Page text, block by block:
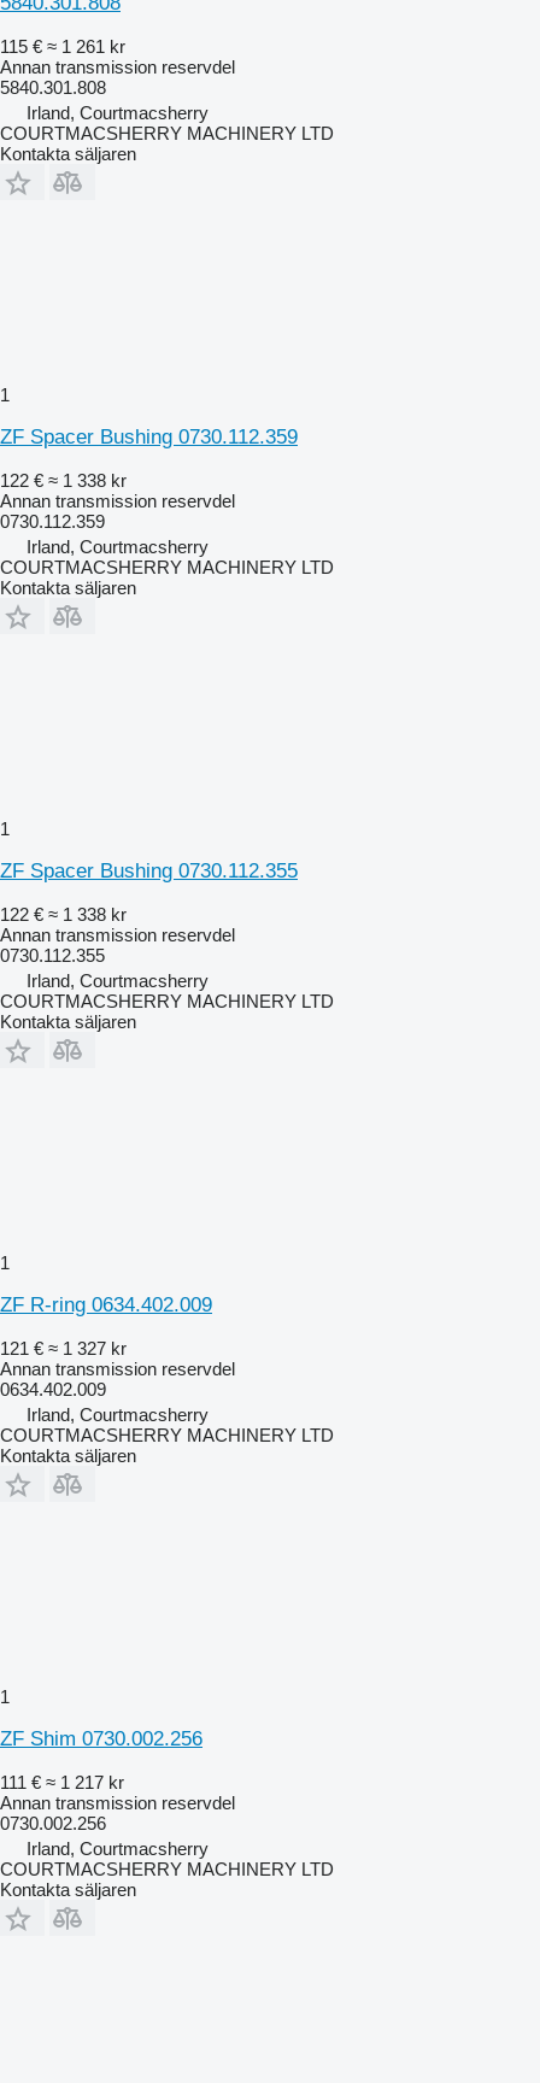
115 € ≈ 1 261 kr
Annan transmission reservdel
5840.301.808
Irland, Courtmacsherry
COURTMACSHERRY MACHINERY LTD
Kontakta säljaren
1
ZF Spacer Bushing 0730.112.359
122 € ≈ 1 338 kr
Annan transmission reservdel
0730.112.359
Irland, Courtmacsherry
COURTMACSHERRY MACHINERY LTD
Kontakta säljaren
1
ZF Spacer Bushing 0730.112.355
122 € ≈ 1 338 kr
Annan transmission reservdel
0730.112.355
Irland, Courtmacsherry
COURTMACSHERRY MACHINERY LTD
Kontakta säljaren
1
ZF R-ring 0634.402.009
121 € ≈ 1 327 kr
Annan transmission reservdel
0634.402.009
Irland, Courtmacsherry
COURTMACSHERRY MACHINERY LTD
Kontakta säljaren
1
ZF Shim 0730.002.256
111 € ≈ 1 217 kr
Annan transmission reservdel
0730.002.256
Irland, Courtmacsherry
COURTMACSHERRY MACHINERY LTD
Kontakta säljaren